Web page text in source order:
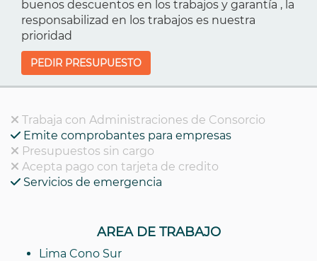
buenos descuentos en los trabajos y garantía , la
responsabilizad en los trabajos es nuestra
prioridad
PEDIR PRESUPUESTO
Trabaja con Administraciones de Consorcio
Emite comprobantes para empresas
Presupuestos sin cargo
Acepta pago con tarjeta de credito
Servicios de emergencia
AREA DE TRABAJO
Lima Cono Sur